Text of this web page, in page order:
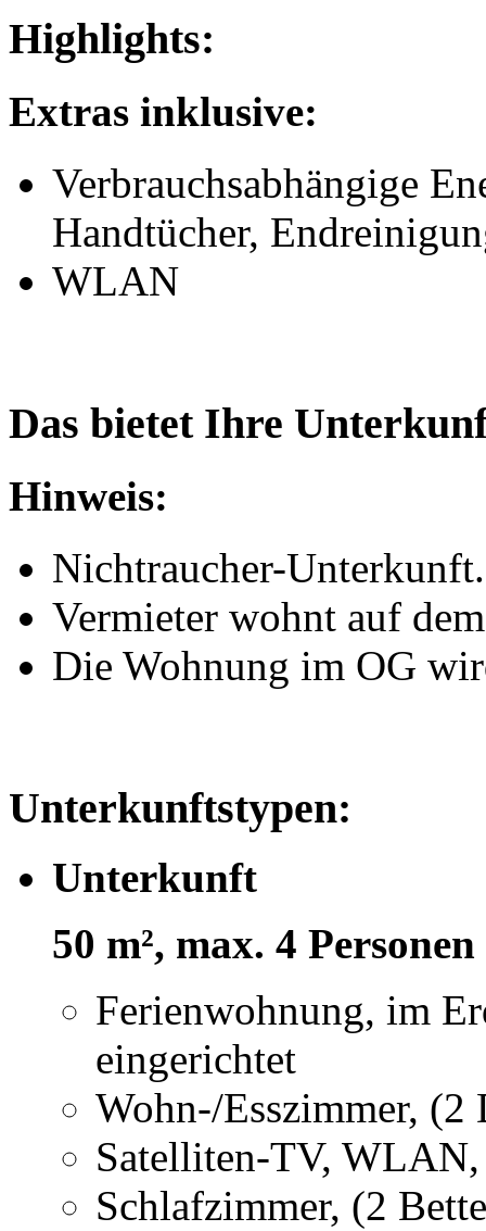
Highlights:
Extras inklusive:
Verbrauchsabhängige
Handtücher,
WLAN
Das bietet Ihre
Hinweis:
Nichtraucher-Unterkunft.
Vermieter wohnt auf
Die Wohnung im OG
Unterkunftstypen:
Unterkunft
50 m², max. 4
Ferienwohnung, im
eingerichtet
Wohn-/Esszimmer, (2
Satelliten-TV,
Schlafzimmer, (2